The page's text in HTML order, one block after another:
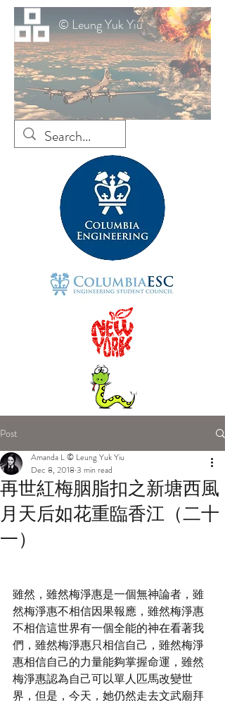
© Leung Yuk Yiu
Post
再世紅梅胭脂扣之新塘西風
月天后如花重臨香江（二十
一）
Amanda L © Leung Yuk Yiu
Dec 8, 2018 3 min read
雖然，雖然梅淨惠是一個無神論者，雖
然梅淨惠不相信因果報應，雖然梅淨惠
不相信這世界有一個全能的神在看著我
們，雖然梅淨惠只相信自己，雖然梅淨
惠相信自己的力量能夠掌握命運，雖然
梅淨惠認為自己可以單人匹馬改變世
界，但是，今天，她仍然走去文武廟拜